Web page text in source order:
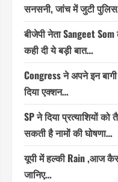
सनसनी, जांच में जुटी
बीजेपी नेता Sangeet
कही दी ये बड़ी बात…
Congress ने अपने इन
दिया एक्शन…
SP ने दिया प्रत्याशियों
सकती है नामों की घोषणा…
यूपी में हल्की Rain ,आज
जानिए…